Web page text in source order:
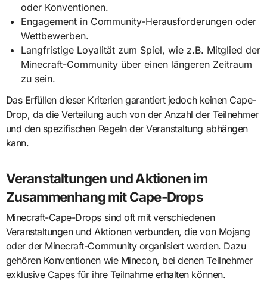
oder Konventionen.
Engagement in Community-Herausforderungen oder
Wettbewerben.
Langfristige Loyalität zum Spiel, wie z.B. Mitglied der
Minecraft-Community über einen längeren Zeitraum
zu sein.
Das Erfüllen dieser Kriterien garantiert jedoch keinen Cape-
Drop, da die Verteilung auch von der Anzahl der Teilnehmer
und den spezifischen Regeln der Veranstaltung abhängen
kann.
Veranstaltungen und Aktionen im
Zusammenhang mit Cape-Drops
Minecraft-Cape-Drops sind oft mit verschiedenen
Veranstaltungen und Aktionen verbunden, die von Mojang
oder der Minecraft-Community organisiert werden. Dazu
gehören Konventionen wie Minecon, bei denen Teilnehmer
exklusive Capes für ihre Teilnahme erhalten können.